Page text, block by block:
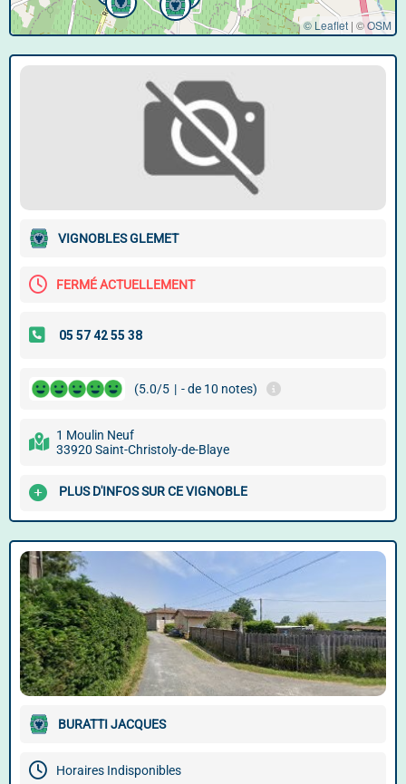
© Leaflet | ©OSM
VIGNOBLES GLEMET
FERMÉ ACTUELLEMENT
(5.0/5 | - de 10 notes)
1 Moulin Neuf
33920 Saint-Christoly-de-Blaye
PLUS D'INFOS SUR CE VIGNOBLE
BURATTI JACQUES
Horaires Indisponibles